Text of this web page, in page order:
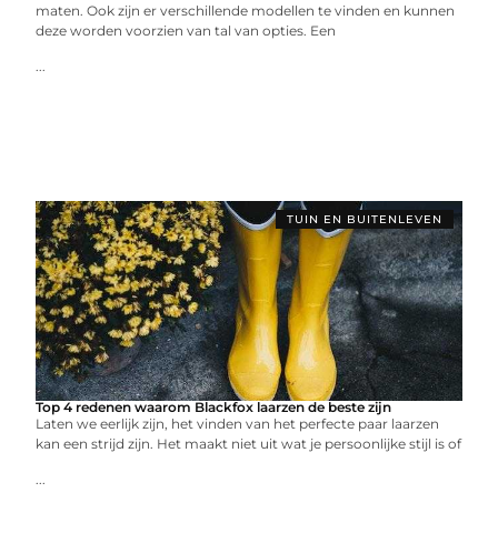
maten. Ook zijn er verschillende modellen te vinden en kunnen
deze worden voorzien van tal van opties. Een
...
TUIN EN BUITENLEVEN
Top 4 redenen waarom Blackfox laarzen de beste zijn
Laten we eerlijk zijn, het vinden van het perfecte paar laarzen
kan een strijd zijn. Het maakt niet uit wat je persoonlijke stijl is of
...